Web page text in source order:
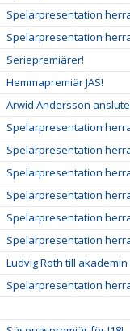
Spelarpresentation
Spelarpresentation
Seriepremiärer!
Hemmapremiär JAS!
Arwid Andersson
Spelarpresentation
Spelarpresentation
Spelarpresentation
Spelarpresentation
Spelarpresentation
Spelarpresentation
Ludvig Roth till akademin
Spelarpresentation